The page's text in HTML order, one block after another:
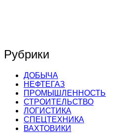
Рубрики
ДОБЫЧА
НЕФТЕГАЗ
ПРОМЫШЛЕННОСТЬ
СТРОИТЕЛЬСТВО
ЛОГИСТИКА
СПЕЦТЕХНИКА
ВАХТОВИКИ